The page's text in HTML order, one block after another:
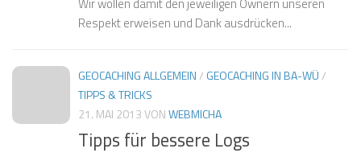
❅
❅
Respekt erweisen und Dank ausdrücken...
GEOCACHING ALLGEMEIN/ GEOCACHING IN BA-WÜ/
TIPPS & TRICKS
21. MAI 2013VONWEBMICHA
Tipps für bessere Logs